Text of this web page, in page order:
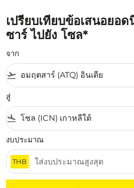
เปรียบเทียบข้อเสนอยอ
ซาร์ ไปยัง โซล*
จาก
flight_takeoff
สู่
flight_land
งบประมาณ
THB